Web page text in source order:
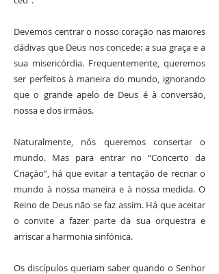
Devemos centrar o nosso coração nas maiores
dádivas que Deus nos concede: a sua graça e a
sua misericórdia. Frequentemente, queremos
ser perfeitos à maneira do mundo, ignorando
que o grande apelo de Deus é à conversão,
nossa e dos irmãos.
Naturalmente, nós queremos consertar o
mundo. Mas para entrar no “Concerto da
Criação”, há que evitar a tentação de recriar o
mundo à nossa maneira e à nossa medida. O
Reino de Deus não se faz assim. Há que aceitar
o convite a fazer parte da sua orquestra e
arriscar a harmonia sinfónica.
Os discípulos queriam saber quando o Senhor